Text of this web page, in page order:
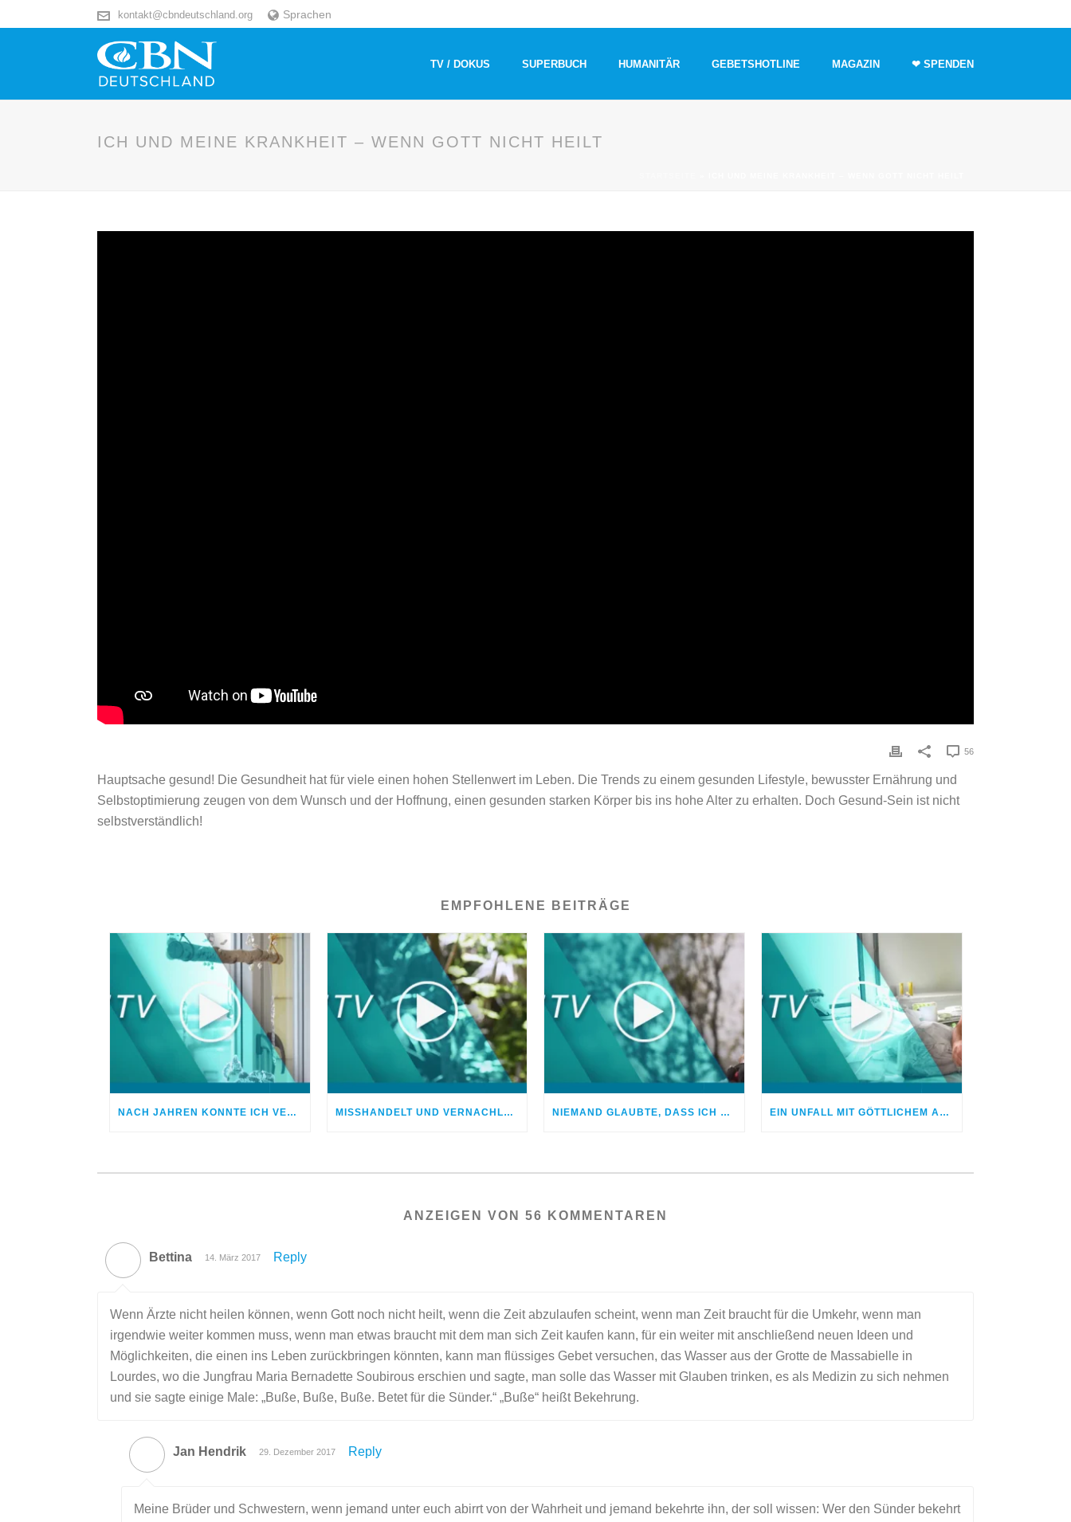
kontakt@cbndeutschland.org Sprachen
TV / DOKUS SUPERBUCH HUMANITÄR GEBETSHOTLINE MAGAZIN ❤ SPENDEN
ICH UND MEINE KRANKHEIT – WENN GOTT NICHT HEILT
56
Hauptsache gesund! Die Gesundheit hat für viele einen hohen Stellenwert im Leben. Die Trends zu einem gesunden Lifestyle, bewusster Ernährung und
Selbstoptimierung zeugen von dem Wunsch und der Hoffnung, einen gesunden starken Körper bis ins hohe Alter zu erhalten. Doch Gesund-Sein ist nicht
selbstverständlich!
EMPFOHLENE BEITRÄGE
NACH JAHREN KONNTE ICH VERGEBEN MISSHANDELT UND VERNACHLÄSSIGT – DOCH GOTT HEILTE MEINE WUNDEN NIEMAND GLAUBTE, DASS ICH WIEDER GESUND WERDE EIN UNFALL MIT GÖTTLICHEM AUSGANG
ANZEIGEN VON 56 KOMMENTAREN
Bettina 14. März 2017 Reply
Wenn Ärzte nicht heilen können, wenn Gott noch nicht heilt, wenn die Zeit abzulaufen scheint, wenn man Zeit braucht für die Umkehr, wenn man
irgendwie weiter kommen muss, wenn man etwas braucht mit dem man sich Zeit kaufen kann, für ein weiter mit anschließend neuen Ideen und
Möglichkeiten, die einen ins Leben zurückbringen könnten, kann man flüssiges Gebet versuchen, das Wasser aus der Grotte de Massabielle in
Lourdes, wo die Jungfrau Maria Bernadette Soubirous erschien und sagte, man solle das Wasser mit Glauben trinken, es als Medizin zu sich nehmen
und sie sagte einige Male: „Buße, Buße, Buße. Betet für die Sünder.“ „Buße“ heißt Bekehrung.
Jan Hendrik 29. Dezember 2017 Reply
Meine Brüder und Schwestern, wenn jemand unter euch abirrt von der Wahrheit und jemand bekehrte ihn, der soll wissen: Wer den Sünder bekehrt